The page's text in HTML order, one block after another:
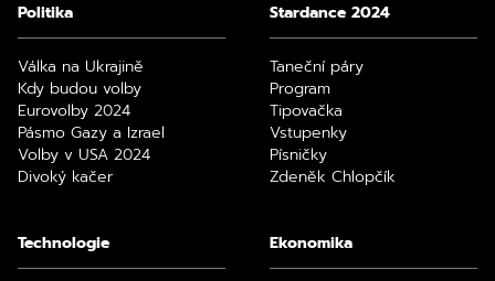
Politika
Válka na Ukrajině
Kdy budou volby
Eurovolby 2024
Pásmo Gazy a Izrael
Volby v USA 2024
Divoký kačer
Stardance 2024
Taneční páry
Program
Tipovačka
Vstupenky
Písničky
Zdeněk Chlopčík
Technologie Ekonomika